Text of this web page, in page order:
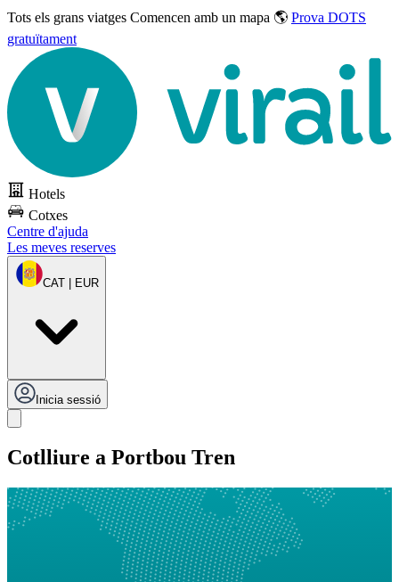
Tots els grans viatges Comencen amb un mapa 🌎 Prova DOTS
gratuïtament
Hotels
Cotxes
Centre d'ajuda
Les meves reserves
CAT | EUR
Inicia sessió
Cotlliure a Portbou Tren